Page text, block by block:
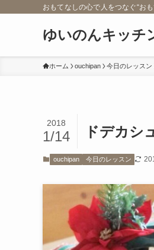
おもてなしの心で人をつなぐ“お
ゆいのんキッチ
ホーム ouchipan 今日のレッスン
ドデカシ
2018
1/14
ouchipan 今日のレッスン